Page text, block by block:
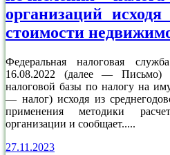
организаций исходя
стоимости
Федеральная налоговая
16.08.2022 (далее — Письмо)
налоговой базы по налогу на
— налог) исходя из
применения методики
организации и сообщает.....
27.11.2023